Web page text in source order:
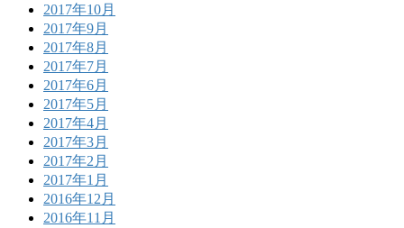
2017年10月
2017年9月
2017年8月
2017年7月
2017年6月
2017年5月
2017年4月
2017年3月
2017年2月
2017年1月
2016年12月
2016年11月